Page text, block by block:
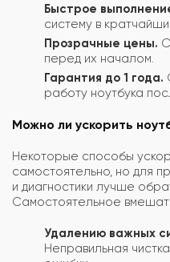
Быстрое
систему в
Прозрачные цены.
перед их началом.
Гарантия до 1 года.
работу ноутбука
Можно ли ускорить
Некоторые способы
самостоятельно, но для
и диагностики лучше
Самостоятельное
Удалению важных
Неправильная